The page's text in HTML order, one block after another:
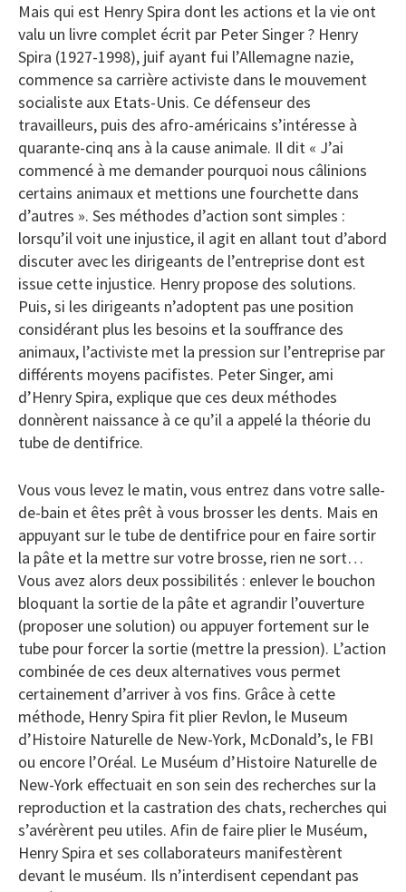
Mais qui est Henry Spira dont les actions et la vie ont
valu un livre complet écrit par Peter Singer ? Henry
Spira (1927-1998), juif ayant fui l’Allemagne nazie,
commence sa carrière activiste dans le mouvement
socialiste aux Etats-Unis. Ce défenseur des
travailleurs, puis des afro-américains s’intéresse à
quarante-cinq ans à la cause animale. Il dit « J’ai
commencé à me demander pourquoi nous câlinions
certains animaux et mettions une fourchette dans
d’autres ». Ses méthodes d’action sont simples :
lorsqu’il voit une injustice, il agit en allant tout d’abord
discuter avec les dirigeants de l’entreprise dont est
issue cette injustice. Henry propose des solutions.
Puis, si les dirigeants n’adoptent pas une position
considérant plus les besoins et la souffrance des
animaux, l’activiste met la pression sur l’entreprise par
différents moyens pacifistes. Peter Singer, ami
d’Henry Spira, explique que ces deux méthodes
donnèrent naissance à ce qu’il a appelé la théorie du
tube de dentifrice.
Vous vous levez le matin, vous entrez dans votre salle-
de-bain et êtes prêt à vous brosser les dents. Mais en
appuyant sur le tube de dentifrice pour en faire sortir
la pâte et la mettre sur votre brosse, rien ne sort…
Vous avez alors deux possibilités : enlever le bouchon
bloquant la sortie de la pâte et agrandir l’ouverture
(proposer une solution) ou appuyer fortement sur le
tube pour forcer la sortie (mettre la pression). L’action
combinée de ces deux alternatives vous permet
certainement d’arriver à vos fins. Grâce à cette
méthode, Henry Spira fit plier Revlon, le Museum
d’Histoire Naturelle de New-York, McDonald’s, le FBI
ou encore l’Oréal. Le Muséum d’Histoire Naturelle de
New-York effectuait en son sein des recherches sur la
reproduction et la castration des chats, recherches qui
s’avérèrent peu utiles. Afin de faire plier le Muséum,
Henry Spira et ses collaborateurs manifestèrent
devant le muséum. Ils n’interdisent cependant pas